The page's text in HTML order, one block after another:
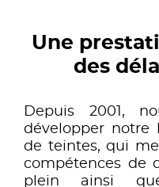
Une
des
Depuis 2001,
développer notre
de teintes, qui
compétences de
plein ainsi